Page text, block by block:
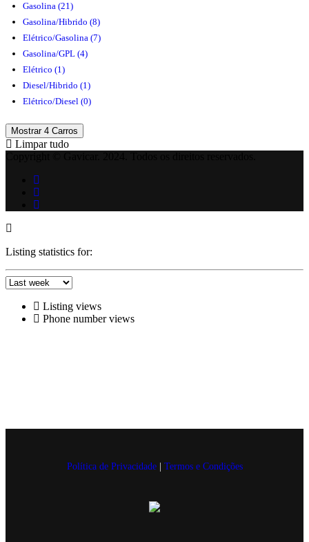
Gasolina (21)
Gasolina/Hibrido (8)
Elétrico/Gasolina (7)
Gasolina/GPL (4)
Elétrico (1)
Diesel/Hibrido (1)
Elétrico/Diesel (0)
Mostrar 4 Carros
Limpar tudo
Listing statistics for:
Listing views
Phone number views
Política de Privacidade| Termos e Condições